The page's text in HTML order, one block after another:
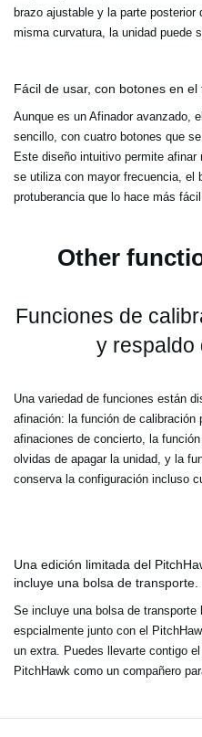
brazo ajustable y la parte
misma curvatura, la unidad puede
Fácil de usar, con botones en el
Aunque es un Afinador avanzado,
sencillo, con cuatro botones que
Este diseño intuitivo permite
se utiliza con mayor frecuencia, el
protuberancia que lo hace más
Other
Funciones de
y respaldo
Una variedad de funciones están
afinación: la función de calibración
afinaciones de concierto, la
olvidas de apagar la unidad, y la
conserva la configuración incluso
Una edición limitada del
incluye una bolsa de transporte.
Se incluye una bolsa de transporte
espcialmente junto con el
un extra. Puedes llevarte contigo el
PitchHawk como un compañero